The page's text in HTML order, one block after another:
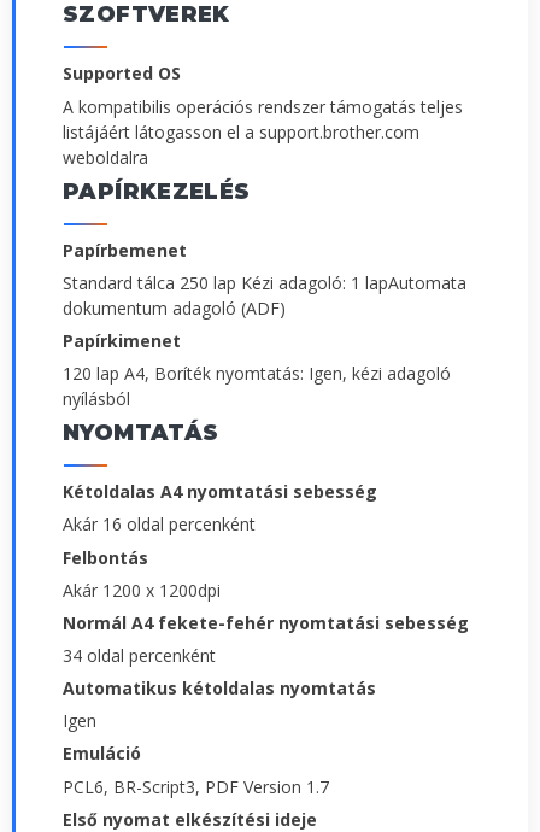
SZOFTVEREK
Supported OS
A kompatibilis operációs rendszer támogatás teljes
listájáért látogasson el a support.brother.com
weboldalra
PAPÍRKEZELÉS
Papírbemenet
Standard tálca 250 lap Kézi adagoló: 1 lapAutomata
dokumentum adagoló (ADF)
Papírkimenet
120 lap A4, Boríték nyomtatás: Igen, kézi adagoló
nyílásból
NYOMTATÁS
Kétoldalas A4 nyomtatási sebesség
Akár 16 oldal percenként
Felbontás
Akár 1200 x 1200dpi
Normál A4 fekete-fehér nyomtatási sebesség
34 oldal percenként
Automatikus kétoldalas nyomtatás
Igen
Emuláció
PCL6, BR-Script3, PDF Version 1.7
Első nyomat elkészítési ideje